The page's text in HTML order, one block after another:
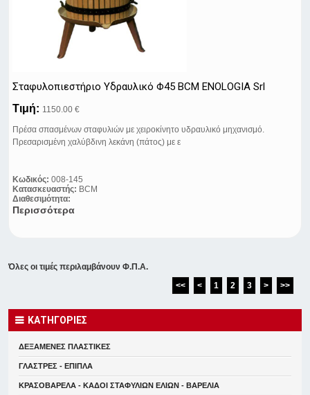
Σταφυλοπιεστήριο Υδραυλικό Φ45 BCM ENOLOGIA Srl
Τιμή: 1150.00 €
Πρέσα σπασμένων σταφυλιών με χειροκίνητο υδραυλικό μηχανισμό.
Πρεσαρισμένη χαλύβδινη λεκάνη (πάτος) με ε
Κωδικός: 008-145
Κατασκευαστής: BCM
Διαθεσιμότητα:
Περισσότερα
Όλες οι τιμές περιλαμβάνουν Φ.Π.Α.
<<
< 1 2 3 > >>
ΚΑΤΗΓΟΡΙΕΣ
ΔΕΞΑΜΕΝΕΣ ΠΛΑΣΤΙΚΕΣ
ΓΛΑΣΤΡΕΣ - ΕΠΙΠΛΑ
ΚΡΑΣΟΒΑΡΕΛΑ - ΚΑΔΟΙ ΣΤΑΦΥΛΙΩΝ ΕΛΙΩΝ - ΒΑΡΕΛΙΑ